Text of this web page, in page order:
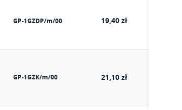
GP-1GZDP/m/00 19,40 zł
GP-1GZK/m/00 21,10 zł